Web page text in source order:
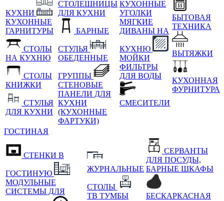
КУХНИ
КУХОННЫЕ
ГАРНИТУРЫ
СТОЛЫ
НА КУХНЮ
СТОЛЫ
КНИЖКИ
СТУЛЬЯ
ДЛЯ КУХНИ
СТОЛЕШНИЦЫ
ДЛЯ КУХНИ
БАРНЫЕ
СТУЛЬЯ
ОБЕДЕННЫЕ
ГРУППЫ
СТЕНОВЫЕ
ПАНЕЛИ ДЛЯ
КУХНИ
(КУХОННЫЕ
ФАРТУКИ)
КУХОННЫЕ
УГОЛКИ
МЯГКИЕ
ДИВАНЫ НА
КУХНЮ
МОЙКИ
ФИЛЬТРЫ
ДЛЯ ВОДЫ
СМЕСИТЕЛИ
БЫТОВАЯ
ТЕХНИКА
ВЫТЯЖКИ
КУХОННАЯ
ФУРНИТУРА
ГОСТИНАЯ
СТЕНКИ В
ГОСТИНУЮ
МОДУЛЬНЫЕ
СИСТЕМЫ ДЛЯ
ЖУРНАЛЬНЫЕ
СТОЛЫ
ТВ ТУМБЫ
СЕРВАНТЫ
ДЛЯ ПОСУДЫ,
БАРНЫЕ ШКАФЫ
БЕСКАРКАСНАЯ